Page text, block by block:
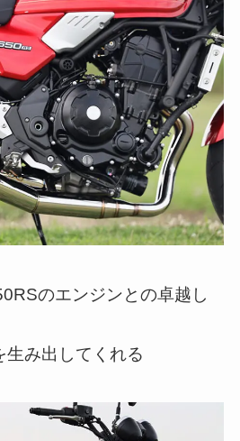
のエンジンとの卓越し
生み出してくれる